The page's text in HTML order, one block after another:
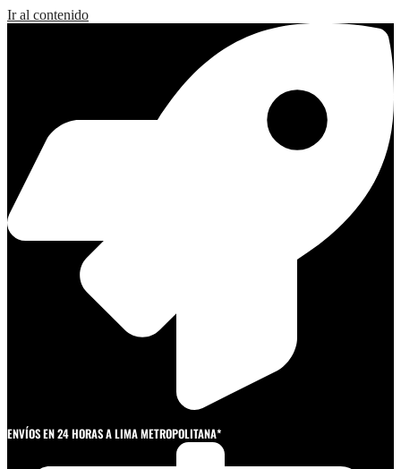
Ir al contenido
ENVÍOS EN 24 HORAS A LIMA METROPOLITANA*